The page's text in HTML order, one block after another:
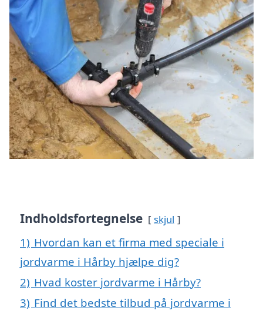
Indholdsfortegnelse skjul
1) Hvordan kan et firma med speciale i
jordvarme i Hårby hjælpe dig?
2) Hvad koster jordvarme i Hårby?
3) Find det bedste tilbud på jordvarme i